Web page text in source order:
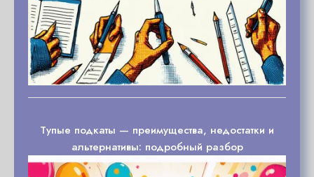
Тупые подкаты — преимущества, недостатки и
альтернативы: подробный разбор